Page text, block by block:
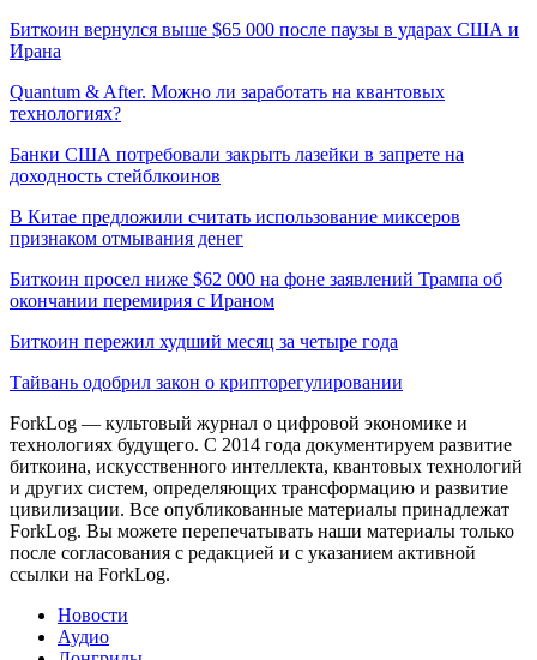
Биткоин вернулся выше $65 000 после паузы в ударах США и
Ирана
Quantum & After. Можно ли заработать на квантовых
технологиях?
Банки США потребовали закрыть лазейки в запрете на
доходность стейблкоинов
В Китае предложили считать использование миксеров
признаком отмывания денег
Биткоин просел ниже $62 000 на фоне заявлений Трампа об
окончании перемирия с Ираном
Биткоин пережил худший месяц за четыре года
Тайвань одобрил закон о крипторегулировании
ForkLog — культовый журнал о цифровой экономике и
технологиях будущего. С 2014 года документируем развитие
биткоина, искусственного интеллекта, квантовых технологий
и других систем, определяющих трансформацию и развитие
цивилизации. Все опубликованные материалы принадлежат
ForkLog. Вы можете перепечатывать наши материалы только
после согласования с редакцией и с указанием активной
ссылки на ForkLog.
Новости
Аудио